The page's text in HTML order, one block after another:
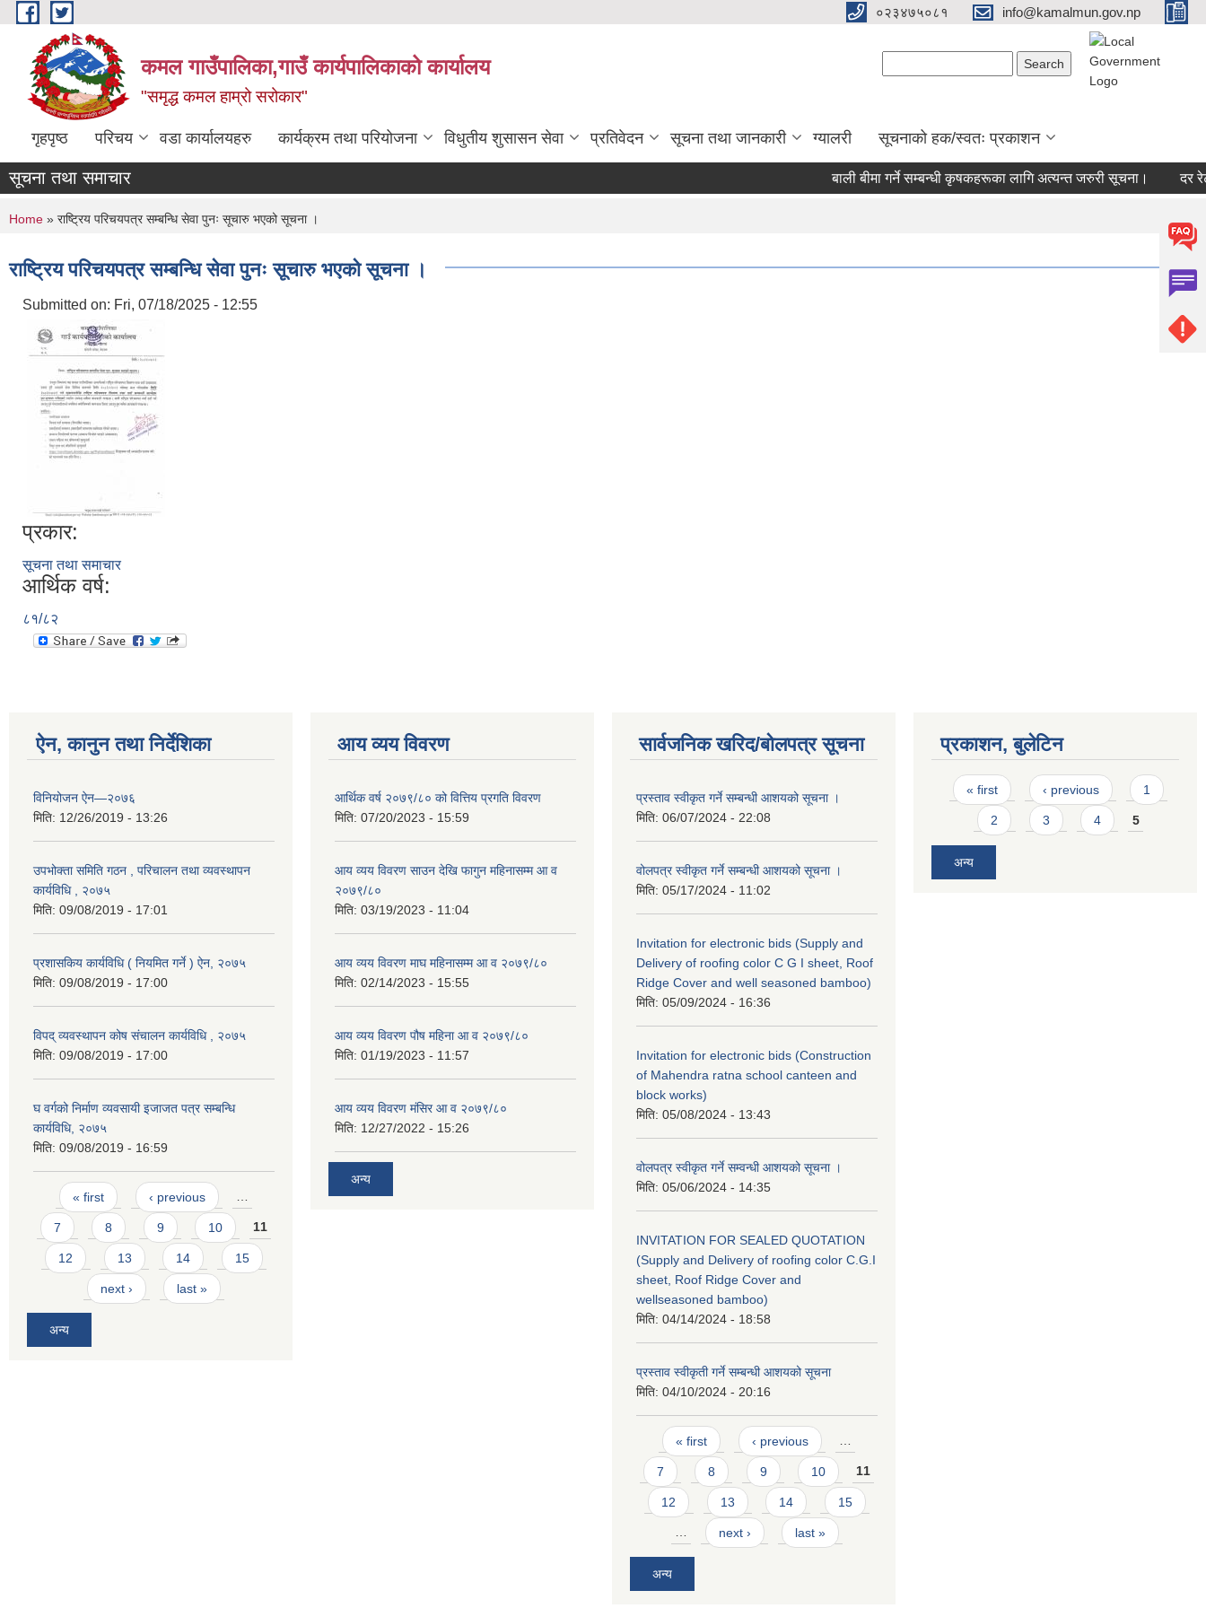
Skip to main content ०२३४७५०८१ info@kamalmun.gov.np
कमल गाउँपालिका,गाउँ कार्यपालिकाको कार्यालय
"समृद्ध कमल हाम्रो सरोकार"
गृहपृष्ठ परिचय वडा कार्यालयहरु कार्यक्रम तथा परियोजना विधुतीय शुसासन सेवा प्रतिवेदन सूचना तथा जानकारी ग्यालरी सूचनाको हक/स्वतः प्रकाशन
सूचना तथा समाचार बाली बीमा गर्ने सम्बन्धी कृषकहरूका लागि अत्यन्त जरुरी सूचना। दर रेट
You are here
Home » राष्ट्रिय परिचयपत्र सम्बन्धि सेवा पुनः सूचारु भएको सूचना ।
राष्ट्रिय परिचयपत्र सम्बन्धि सेवा पुनः सूचारु भएको सूचना ।
Submitted on: Fri, 07/18/2025 - 12:55
प्रकार:
सूचना तथा समाचार
आर्थिक वर्ष:
८१/८२
ऐन, कानुन तथा निर्देशिका
विनियोजन ऐन—२०७६
मिति: 12/26/2019 - 13:26
उपभोक्ता समिति गठन , परिचालन तथा व्यवस्थापन
कार्यविधि , २०७५
मिति: 09/08/2019 - 17:01
प्रशासकिय कार्यविधि ( नियमित गर्ने ) ऐन, २०७५
मिति: 09/08/2019 - 17:00
विपद् व्यवस्थापन कोष संचालन कार्यविधि , २०७५
मिति: 09/08/2019 - 17:00
घ वर्गको निर्माण व्यवसायी इजाजत पत्र सम्बन्धि
कार्यविधि, २०७५
मिति: 09/08/2019 - 16:59
Pages
« first ‹ previous …
7 8 9 10 11
12 13 14 15
next › last »
अन्य
आय व्यय विवरण
आर्थिक वर्ष २०७९/८० को वित्तिय प्रगति विवरण
मिति: 07/20/2023 - 15:59
आय व्यय विवरण साउन देखि फागुन महिनासम्म आ व
२०७९/८०
मिति: 03/19/2023 - 11:04
आय व्यय विवरण माघ महिनासम्म आ व २०७९/८०
मिति: 02/14/2023 - 15:55
आय व्यय विवरण पौष महिना आ व २०७९/८०
मिति: 01/19/2023 - 11:57
आय व्यय विवरण मंसिर आ व २०७९/८०
मिति: 12/27/2022 - 15:26
अन्य
सार्वजनिक खरिद/बोलपत्र सूचना
प्रस्ताव स्वीकृत गर्ने सम्बन्धी आशयको सूचना ।
मिति: 06/07/2024 - 22:08
वोलपत्र स्वीकृत गर्ने सम्बन्धी आशयको सूचना ।
मिति: 05/17/2024 - 11:02
Invitation for electronic bids (Supply and
Delivery of roofing color C G I sheet, Roof
Ridge Cover and well seasoned bamboo)
मिति: 05/09/2024 - 16:36
Invitation for electronic bids (Construction
of Mahendra ratna school canteen and
block works)
मिति: 05/08/2024 - 13:43
वोलपत्र स्वीकृत गर्ने सम्वन्धी आशयको सूचना ।
मिति: 05/06/2024 - 14:35
INVITATION FOR SEALED QUOTATION
(Supply and Delivery of roofing color C.G.I
sheet, Roof Ridge Cover and
wellseasoned bamboo)
मिति: 04/14/2024 - 18:58
प्रस्ताव स्वीकृती गर्ने सम्बन्धी आशयको सूचना
मिति: 04/10/2024 - 20:16
Pages
« first ‹ previous …
7 8 9 10 11
12 13 14 15
… next › last »
अन्य
प्रकाशन, बुलेटिन
Pages
« first ‹ previous 1
2 3 4 5
अन्य